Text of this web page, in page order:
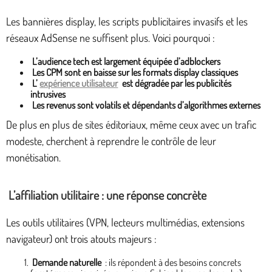
Les bannières display, les scripts publicitaires invasifs et les
réseaux AdSense ne suffisent plus. Voici pourquoi :
L’audience tech est largement équipée d’adblockers
Les CPM sont en baisse sur les formats display classiques
L’expérience utilisateur est dégradée par les publicités
intrusives
Les revenus sont volatils et dépendants d’algorithmes externes
De plus en plus de sites éditoriaux, même ceux avec un trafic
modeste, cherchent à reprendre le contrôle de leur
monétisation.
L’affiliation utilitaire : une réponse concrète
Les outils utilitaires (VPN, lecteurs multimédias, extensions
navigateur) ont trois atouts majeurs :
Demande naturelle : ils répondent à des besoins concrets